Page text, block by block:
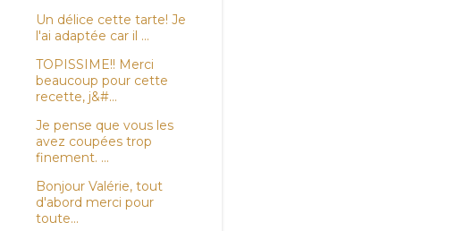
Un délice cette tarte! Je
l'ai adaptée car il ...
TOPISSIME!! Merci
beaucoup pour cette
recette, j&#...
Je pense que vous les
avez coupées trop
finement. ...
Bonjour Valérie, tout
d'abord merci pour
toute...